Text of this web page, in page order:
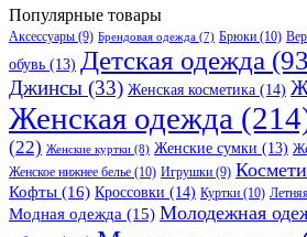
Популярные товары
Аксессуары (9) Брендовая одежда (7) Брюки (10)
обувь (13) Детская одежда
Джинсы (33) Женская косметика (14)
Женская одежда
(22) Женские куртки (8) Женские сумки (13)
Женское нижнее белье (10) Игрушки (9)
Кофты (16) Кроссовки (14) Куртки (10)
Модная одежда (15) Молодежная